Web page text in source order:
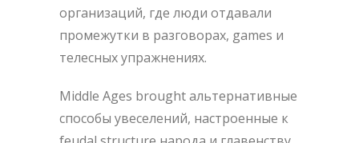
организаций, где люди отдавали
промежутки в разговорах, games и
телесных упражнениях.
Middle Ages brought альтернативные
способы увеселений, настроенные к